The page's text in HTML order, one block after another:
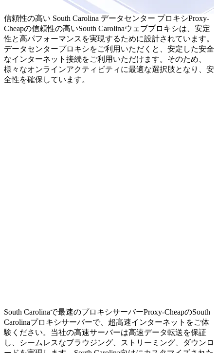
信頼性の高い South Carolina データセンター プロキシProxy-
Cheapの信頼性の高いSouth Carolinaウェブプロキシは、安定
性と高パフォーマンスを実現するために設計されています。
データセンタープロキシをご利用いただくと、安定した安全
なインターネット接続をご利用いただけます。そのため、
様々なオンラインアクティビティに最適な選択肢となり、安
全性を確保しています。
South Carolinaで最速のプロキシサーバーProxy-CheapのSouth
Carolinaプロキシサーバーで、超高速インターネットをご体
験ください。当社の高速サーバーは高速データ転送を保証
し、シームレスなブラウジング、ストリーミング、ダウンロ